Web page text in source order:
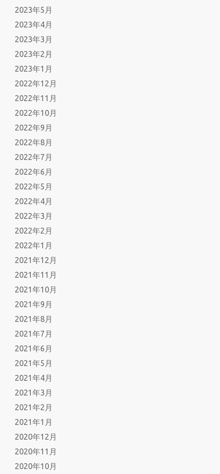
2023年5月
2023年4月
2023年3月
2023年2月
2023年1月
2022年12月
2022年11月
2022年10月
2022年9月
2022年8月
2022年7月
2022年6月
2022年5月
2022年4月
2022年3月
2022年2月
2022年1月
2021年12月
2021年11月
2021年10月
2021年9月
2021年8月
2021年7月
2021年6月
2021年5月
2021年4月
2021年3月
2021年2月
2021年1月
2020年12月
2020年11月
2020年10月